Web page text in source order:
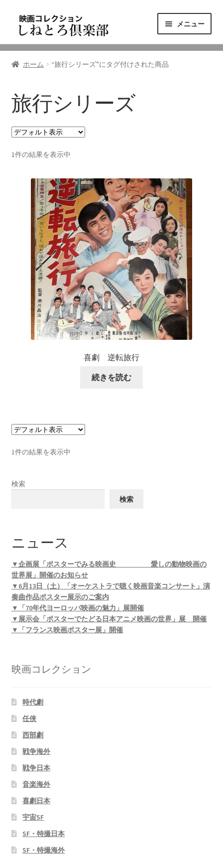
ゲ
シ
ン
へ
キ
プ
テ
ツ
ス
キ
プ
メニュー
ニュース
東三河の映画館
しねとろ倶楽部について
リンクの旅
ホーム “旅行シリーズ”にタグ付けされた商品
旅行シリーズ
1件の結果を表示中
喜劇 逆転旅行
続きを読む
1件の結果を表示中
検索
検索
ニュース
▼企画展「ポスターでみる映画史 愛しの動物映画の
世界展」開催のお知らせ
▼6月13日（土）「オーケストラで聴く映画音楽コンサート」演
奏曲作品ポスター展示のご案内
▼「70年代ヨーロッパ映画の魅力」展開催
▼展示会「ポスターでたどる日本アニメ映画の世界」展 開催
▼「フランス映画ポスター展」開催
映画コレクション
時代劇
任侠
西部劇
戦争海外
戦争日本
音楽海外
喜劇日本
宇宙SF
SF・特撮日本
SF・特撮海外